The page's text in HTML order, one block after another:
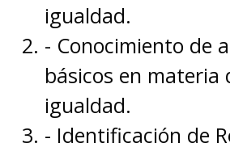
igualdad.
- Conocimiento de
básicos en materia
igualdad.
- Identificación de